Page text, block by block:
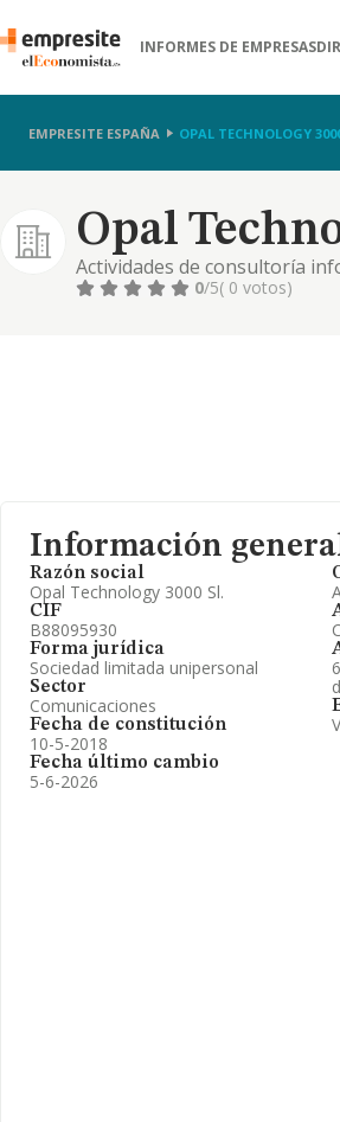
INFORMES DE EMPRESAS
EMPRESITE ESPAÑA OPAL TECHNOLOGY
Opal
Actividades de consultoría
0/5( 0 votos)
Información
Razón social
Opal Technology 3000 Sl.
CIF
B88095930
Forma jurídica
Sociedad limitada unipersonal
Sector
Comunicaciones
Fecha de constitución
10-5-2018
Fecha último cambio
5-6-2026